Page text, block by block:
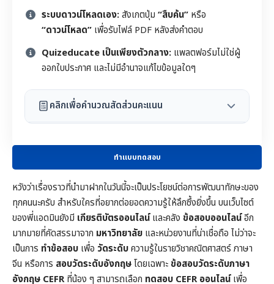
ระบบดาวน์โหลดเอง:สังเกตปุ่ม “สืบค้น” หรือ
“ดาวน์โหลด” เพื่อรับไฟล์ PDF หลังส่งคำตอบ
Quizeducate เป็นเพียงตัวกลาง: แพลตฟอร์มไม่ใช่ผู้
ออกใบประกาศ และไม่มีอำนาจแก้ไขข้อมูลใดๆ
คลิกเพื่อคำนวณสัดส่วนคะแนน
ทำแบบทดสอบ
หวังว่าเรื่องราวที่นำมาฝากในวันนี้จะเป็นประโยชน์ต่อการพัฒนาทักษะของ
ทุกคนนะครับ สำหรับใครที่อยากต่อยอดความรู้ให้ลึกซึ้งยิ่งขึ้น บนเว็บไซต์
ของพี่แอดมินยังมี เกียรติบัตรออนไลน์และคลัง ข้อสอบออนไลน์อีก
มากมายที่คัดสรรมาจาก มหาวิทยาลัย และหน่วยงานที่น่าเชื่อถือ ไม่ว่าจะ
เป็นการ ทำข้อสอบ เพื่อ วัดระดับความรู้ในรายวิชาคณิตศาสตร์ภาษา
จีน หรือการ สอบวัดระดับอังกฤษโดยเฉพาะข้อสอบวัดระดับภาษา
อังกฤษ CEFRที่น้อง ๆ สามารถเลือก ทดสอบ CEFR ออนไลน์เพื่อ